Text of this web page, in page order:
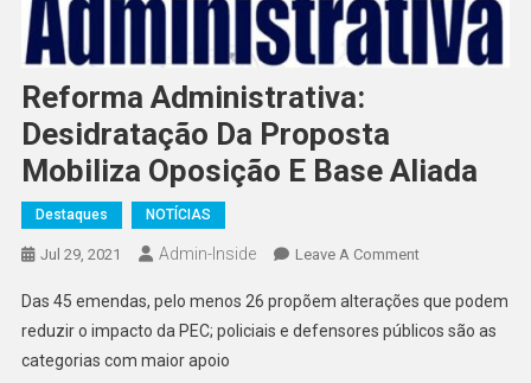
Reforma Administrativa:
Desidratação Da Proposta
Mobiliza Oposição E Base Aliada
Destaques NOTÍCIAS
Jul 29, 2021 Admin-Inside Leave A CommentOn
Administrativa:
Desidratação
Das 45 emendas, pelo menos 26 propõem alterações que podem
reduzir o impacto da PEC; policiais e defensores públicos são as
categorias com maior apoio